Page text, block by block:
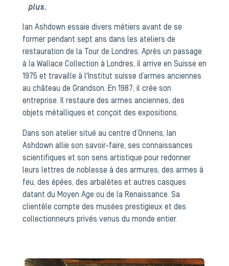
plus.
lan Ashdown essaie divers métiers avant de se
former pendant sept ans dans les ateliers de
restauration de la Tour de Londres. Après un passage
à la Wallace Collection à Londres, il arrive en Suisse en
1975 et travaille à l'Institut suisse d’armes anciennes
au château de Grandson. En 1987, il crée son
entreprise. Il restaure des armes anciennes, des
objets métalliques et conçoit des expositions.
Dans son atelier situé au centre d’Onnens, Ian
Ashdown allie son savoir-faire, ses connaissances
scientifiques et son sens artistique pour redonner
leurs lettres de noblesse à des armures, des armes à
feu, des épées, des arbalètes et autres casques
datant du Moyen Age ou de la Renaissance. Sa
clientèle compte des musées prestigieux et des
collectionneurs privés venus du monde entier.